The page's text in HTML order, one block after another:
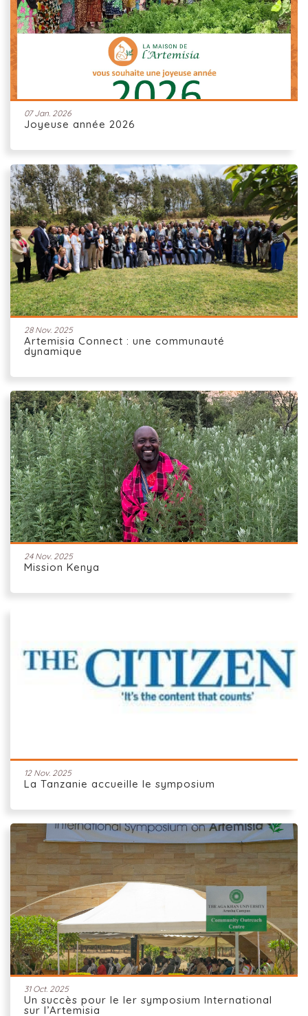
07 Jan. 2026
Joyeuse année 2026
28 Nov. 2025
Artemisia Connect : une communauté
dynamique
24 Nov. 2025
Mission Kenya
12 Nov. 2025
La Tanzanie accueille le symposium
31 Oct. 2025
Un succès pour le Ier symposium International
sur l’Artemisia